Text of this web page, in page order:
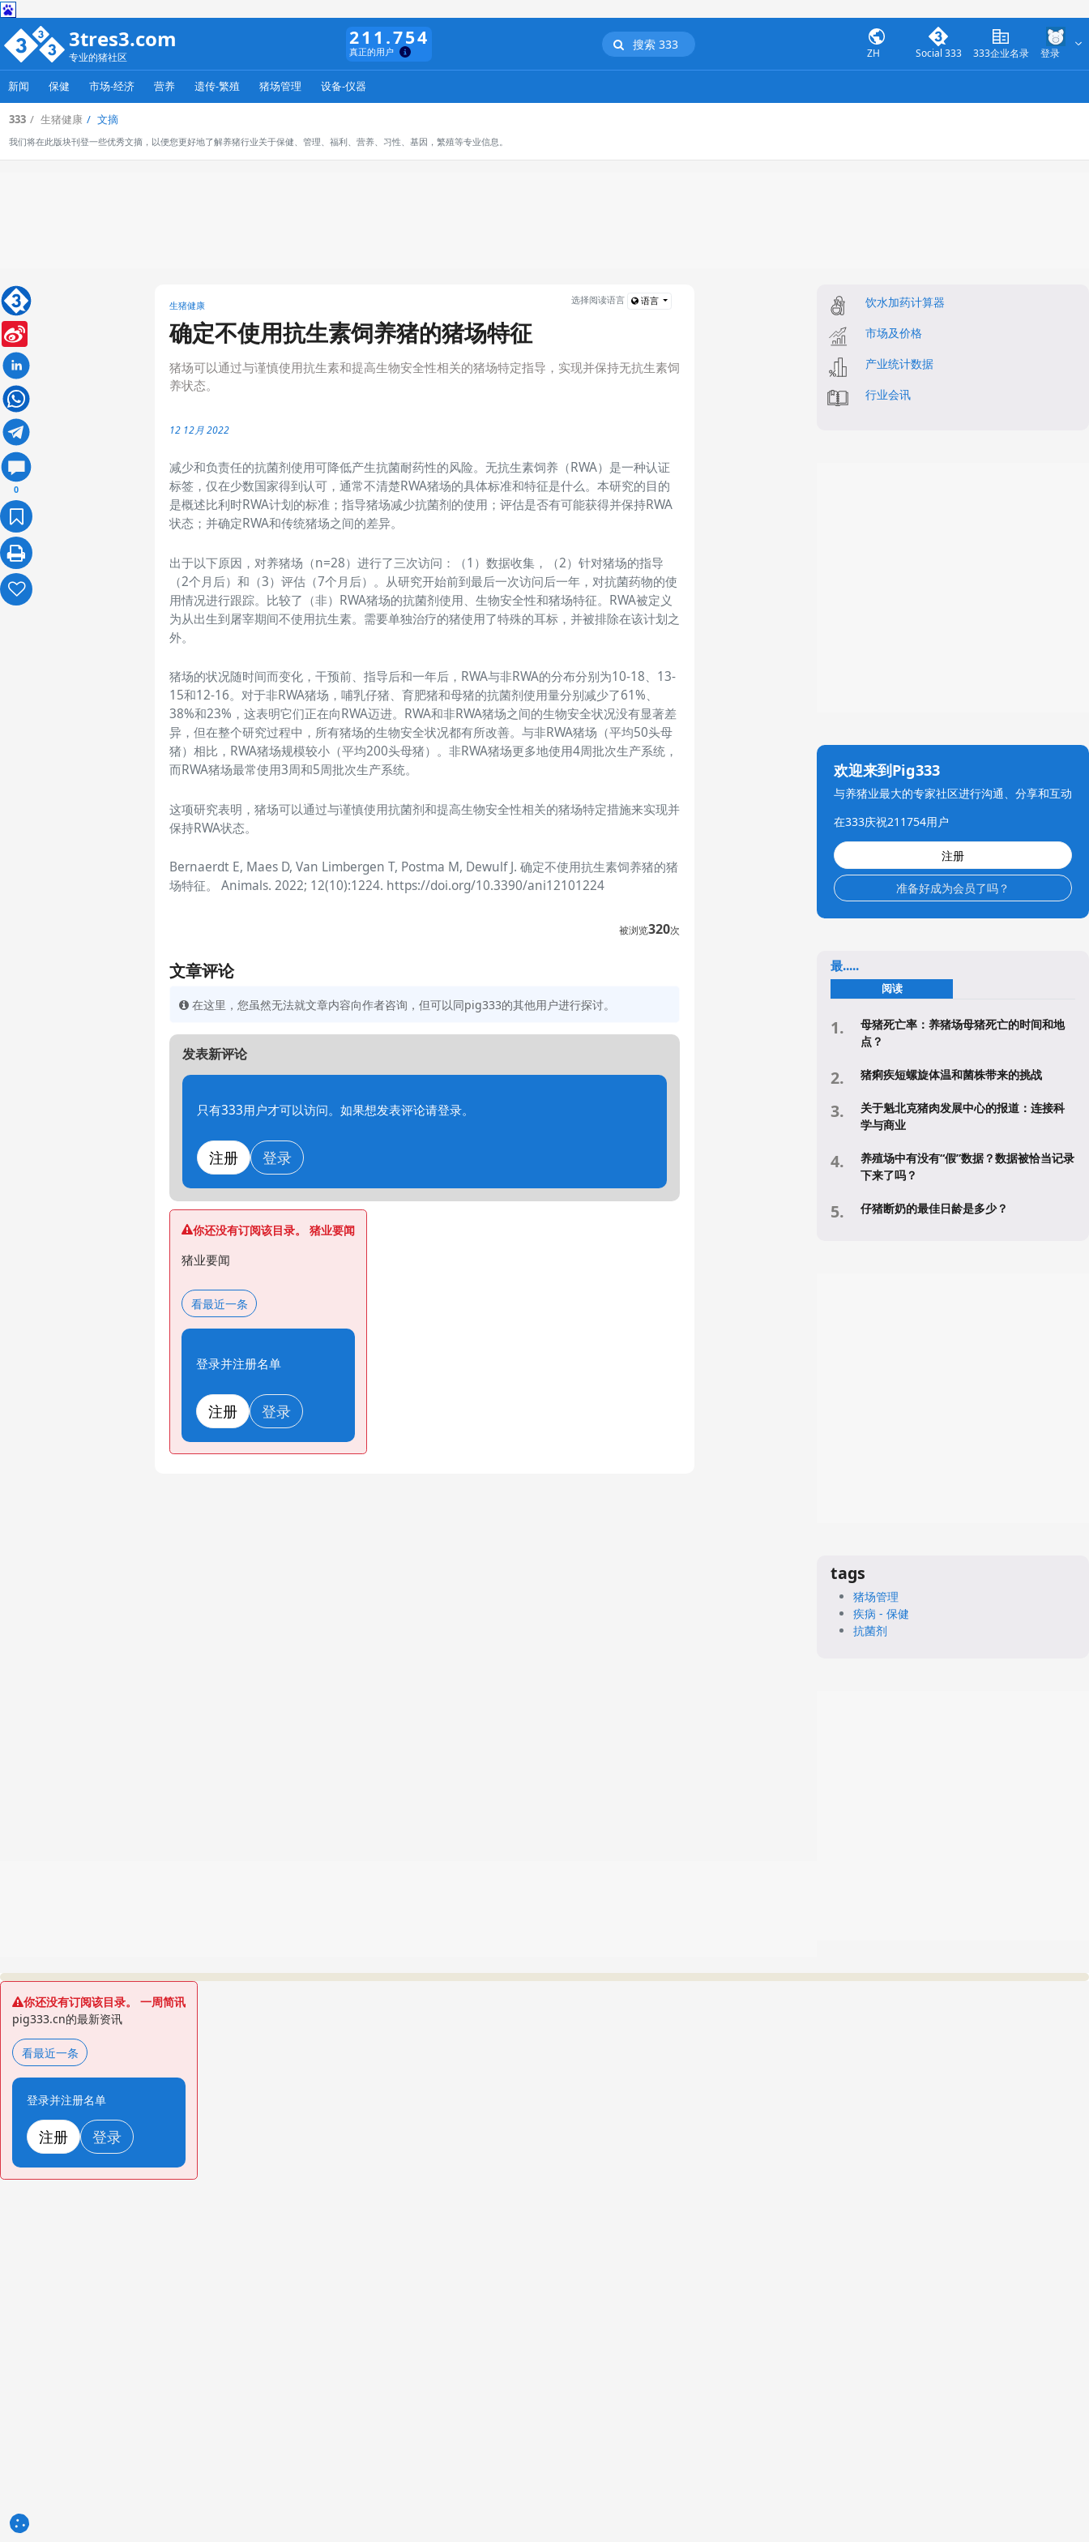
3tres3.com
专业的猪社区
211.754
真正的用户
搜索 333
ZH Social 333 333企业名录 登录
新闻 保健 市场-经济 营养 遗传-繁殖 猪场管理 设备-仪器
333 生猪健康 文摘
我们将在此版块刊登一些优秀文摘，以便您更好地了解养猪行业关于保健、管理、福利、营养、习性、基因，繁殖等专业信息。
0
选择阅读语言 语言
生猪健康
确定不使用抗生素饲养猪的猪场特征
猪场可以通过与谨慎使用抗生素和提高生物安全性相关的猪场特定指导，实现并保持无抗生素饲
养状态。
12 12月 2022
减少和负责任的抗菌剂使用可降低产生抗菌耐药性的风险。无抗生素饲养（RWA）是一种认证
标签，仅在少数国家得到认可，通常不清楚RWA猪场的具体标准和特征是什么。本研究的目的
是概述比利时RWA计划的标准；指导猪场减少抗菌剂的使用；评估是否有可能获得并保持RWA
状态；并确定RWA和传统猪场之间的差异。
出于以下原因，对养猪场（n=28）进行了三次访问：（1）数据收集，（2）针对猪场的指导
（2个月后）和（3）评估（7个月后）。从研究开始前到最后一次访问后一年，对抗菌药物的使
用情况进行跟踪。比较了（非）RWA猪场的抗菌剂使用、生物安全性和猪场特征。RWA被定义
为从出生到屠宰期间不使用抗生素。需要单独治疗的猪使用了特殊的耳标，并被排除在该计划之
外。
猪场的状况随时间而变化，干预前、指导后和一年后，RWA与非RWA的分布分别为10-18、13-
15和12-16。对于非RWA猪场，哺乳仔猪、育肥猪和母猪的抗菌剂使用量分别减少了61%、
38%和23%，这表明它们正在向RWA迈进。RWA和非RWA猪场之间的生物安全状况没有显著差
异，但在整个研究过程中，所有猪场的生物安全状况都有所改善。与非RWA猪场（平均50头母
猪）相比，RWA猪场规模较小（平均200头母猪）。非RWA猪场更多地使用4周批次生产系统，
而RWA猪场最常使用3周和5周批次生产系统。
这项研究表明，猪场可以通过与谨慎使用抗菌剂和提高生物安全性相关的猪场特定措施来实现并
保持RWA状态。
Bernaerdt E, Maes D, Van Limbergen T, Postma M, Dewulf J. 确定不使用抗生素饲养猪的猪
场特征。 Animals. 2022; 12(10):1224. https://doi.org/10.3390/ani12101224
被浏览320次
文章评论
在这里，您虽然无法就文章内容向作者咨询，但可以同pig333的其他用户进行探讨。
发表新评论
只有333用户才可以访问。如果想发表评论请登录。
注册 登录
你还没有订阅该目录。 猪业要闻
猪业要闻
看最近一条
登录并注册名单
注册 登录
饮水加药计算器
市场及价格
产业统计数据
行业会讯
欢迎来到Pig333
与养猪业最大的专家社区进行沟通、分享和互动
在333庆祝211754用户
注册
准备好成为会员了吗？
最.....
阅读
母猪死亡率：养猪场母猪死亡的时间和地
点？
猪痢疾短螺旋体温和菌株带来的挑战
关于魁北克猪肉发展中心的报道：连接科
学与商业
养殖场中有没有“假”数据？数据被恰当记录
下来了吗？
仔猪断奶的最佳日龄是多少？
tags
猪场管理
疾病 - 保健
抗菌剂
你还没有订阅该目录。 一周简讯
pig333.cn的最新资讯
看最近一条
登录并注册名单
注册 登录